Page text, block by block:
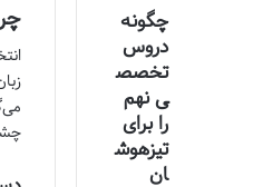
چگونه
دروس
تخصص
ی نهم
را برای
تیزهوش
ان